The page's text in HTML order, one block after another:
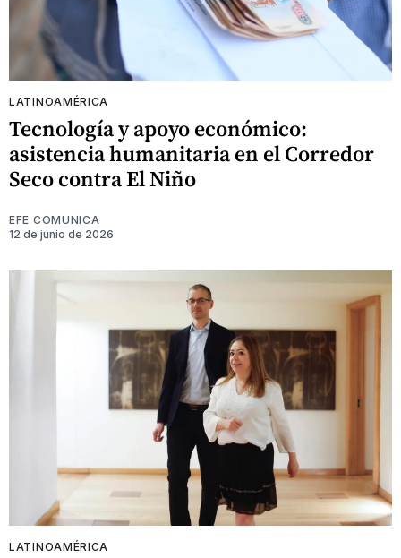
LATINOAMÉRICA
Tecnología y apoyo económico:
asistencia humanitaria en el Corredor
Seco contra El Niño
EFE COMUNICA
12 de junio de 2026
LATINOAMÉRICA